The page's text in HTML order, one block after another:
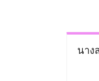
นาง